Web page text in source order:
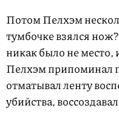
Потом Пелхэм
тумбочке взялся
никак было не место,
Пелхэм припоминал
отматывал ленту
убийства,